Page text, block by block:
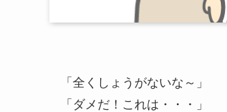
「全くしょうがないな～」
「ダメだ！これは・・・」